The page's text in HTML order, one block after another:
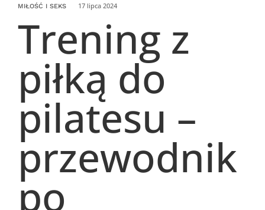
MIŁOŚĆ I SEKS 17 lipca 2024
Trening z
piłką do
pilatesu –
przewodnik
po